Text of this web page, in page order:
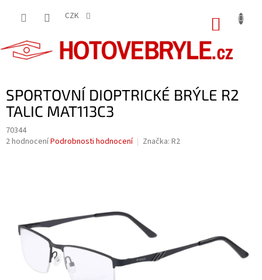
CZK
SPORTOVNÍ DIOPTRICKÉ BRÝLE R2
TALIC MAT113C3
70344
Průměrné
hvězdiček.
2 hodnoceníPodrobnosti hodnocení Značka: R2